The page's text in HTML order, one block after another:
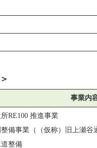
事業内
RE100 推進事業
備事業（（仮称）旧上瀬⾕
整備